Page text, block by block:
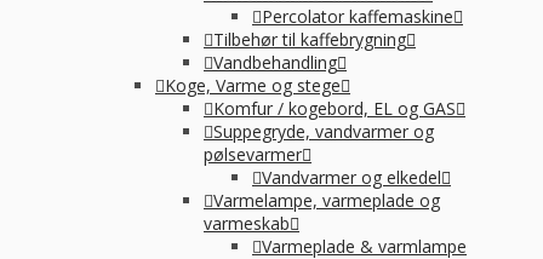
Percolator kaffemaskine
Tilbehør til kaffebrygning
Vandbehandling
Koge, Varme og stege
Komfur / kogebord, EL og GAS
Suppegryde, vandvarmer og
pølsevarmer
Vandvarmer og elkedel
Varmelampe, varmeplade og
varmeskab
Varmeplade & varmlampe